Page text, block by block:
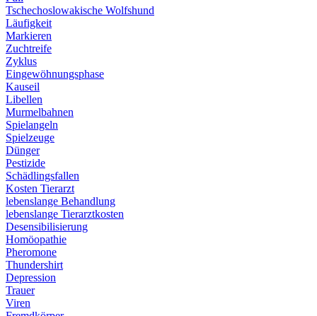
Tschechoslowakische Wolfshund
Läufigkeit
Markieren
Zuchtreife
Zyklus
Eingewöhnungsphase
Kauseil
Libellen
Murmelbahnen
Spielangeln
Spielzeuge
Dünger
Pestizide
Schädlingsfallen
Kosten Tierarzt
lebenslange Behandlung
lebenslange Tierarztkosten
Desensibilisierung
Homöopathie
Pheromone
Thundershirt
Depression
Trauer
Viren